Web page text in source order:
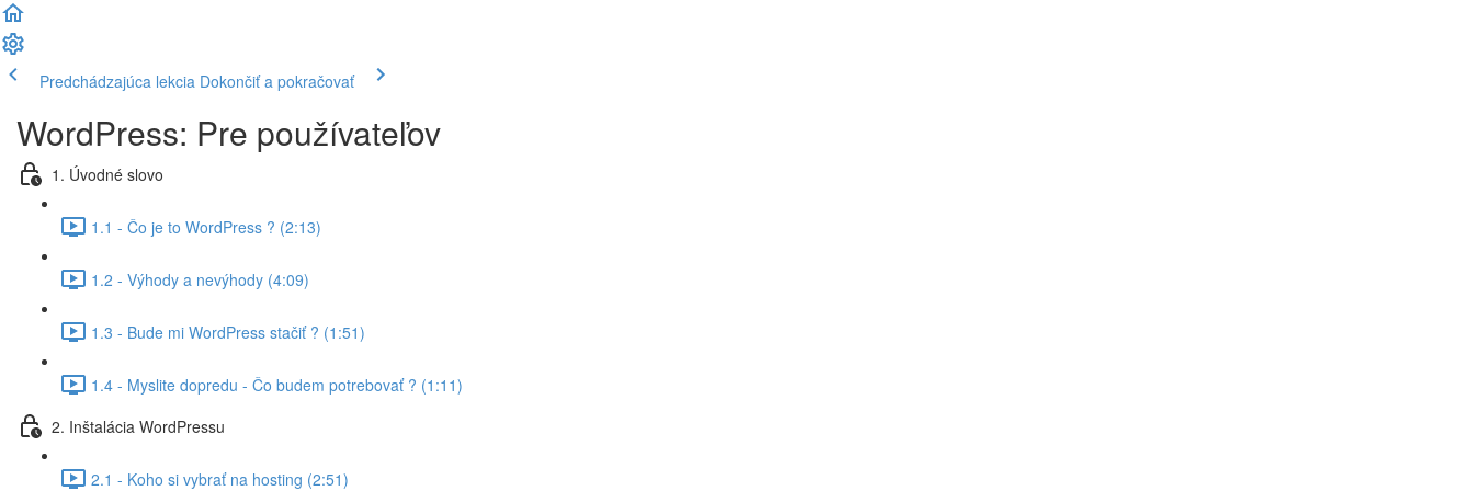
Predchádzajúca lekcia Dokončiť a pokračovať
WordPress: Pre používateľov
1. Úvodné slovo
1.1 - Čo je to WordPress ? (2:13)
1.2 - Výhody a nevýhody (4:09)
1.3 - Bude mi WordPress stačiť ? (1:51)
1.4 - Myslite dopredu - Čo budem potrebovať ? (1:11)
2. Inštalácia WordPressu
2.1 - Koho si vybrať na hosting (2:51)